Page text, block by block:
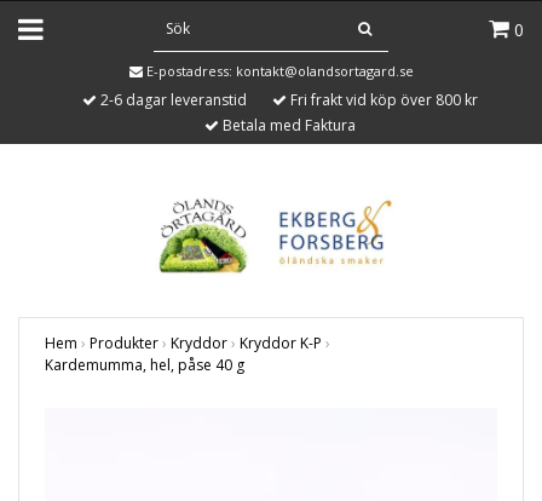
0
E-postadress: kontakt@olandsortagard.se
2-6 dagar leveranstid
Fri frakt vid köp över 800 kr
Betala med Faktura
Hem › Produkter› Kryddor› Kryddor K-P ›
Kardemumma, hel, påse 40 g